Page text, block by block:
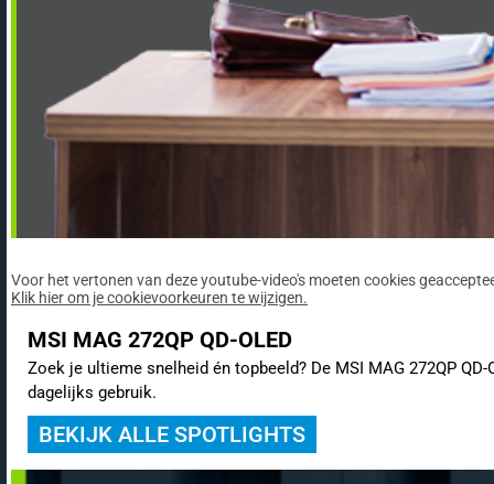
Voor het vertonen van deze youtube-video's moeten cookies
Klik hier om je cookievoorkeuren te wijzigen.
MSI MAG 272QP QD-OLED
Zoek je ultieme snelheid én topbeeld? De MSI MAG 272QP
dagelijks gebruik.
BEKIJK ALLE SPOTLIGHTS